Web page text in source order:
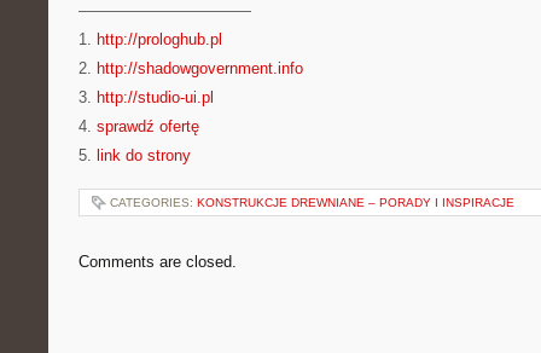
———————————
1. http://prologhub.pl
2. http://shadowgovernment.info
3. http://studio-ui.pl
4. sprawdź ofertę
5. link do strony
CATEGORIES: KONSTRUKCJE DREWNIANE – PORADY I INSPIRACJE
Comments are closed.